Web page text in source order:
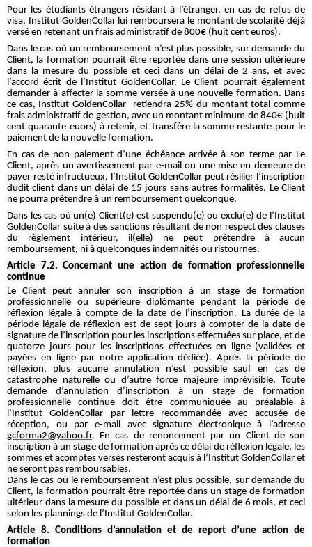
Pour les étudiants étrangers résidant à l’étranger, en cas de refus de
visa, Institut GoldenCollar lui remboursera le montant de scolarité déjà
versé en retenant un frais administratif de 800€ (huit cent euros).
Dans le cas où un remboursement n’est plus possible, sur demande du
Client, la formation pourrait être reportée dans une session ultérieure
dans la mesure du possible et ceci dans un délai de 2 ans, et avec
l’accord écrit de l’Institut GoldenCollar. Le Client pourrait également
demander à affecter la somme versée à une nouvelle formation. Dans
ce cas, Institut GoldenCollar retiendra 25% du montant total comme
frais administratif de gestion, avec un montant minimum de 840€ (huit
cent quarante euors) à retenir, et transfère la somme restante pour le
paiement de la nouvelle formation.
En cas de non paiement d’une échéance arrivée à son terme par Le
Client, après un avertissement par e-mail ou une mise en demeure de
payer resté infructueux, l’Institut GoldenCollar peut résilier l’inscription
dudit client dans un délai de 15 jours sans autres formalités. Le Client
ne pourra prétendre à un remboursement quelconque.
Dans les cas où un(e) Client(e) est suspendu(e) ou exclu(e) de l’Institut
GoldenCollar suite à des sanctions résultant de non respect des clauses
du règlement intérieur, il(elle) ne peut prétendre à aucun
remboursement, ni à quelconques indemnités ou ristournes.
Article 7.2. Concernant une action de formation professionnelle
continue
Le Client peut annuler son inscription à un stage de formation
professionnelle ou supérieure diplômante pendant la période de
réflexion légale à compte de la date de l’inscription. La durée de la
période légale de réflexion est de sept jours à compter de la date de
signature de l’inscription pour les inscriptions effectuées sur place, et de
quatorze jours pour les inscriptions effectuées en ligne (validées et
payées en ligne par notre application dédiée). Après la période de
réflexion, plus aucune annulation n’est possible sauf en cas de
catastrophe naturelle ou d’autre force majeure imprévisible. Toute
demande d’annulation d’inscription à un stage de formation
professionnelle continue doit être communiquée au préalable à
l’Institut GoldenCollar par lettre recommandée avec accusée de
réception, ou par e-mail avec signature électronique à l’adresse
gcforma2@yahoo.fr. En cas de renoncement par un Client de son
inscription à un stage de formation après ce délai de réflexion légale, les
sommes et acomptes versés resteront acquis à l’Institut GoldenCollar et
ne seront pas remboursables.
Dans le cas où le remboursement n’est plus possible, sur demande du
Client, la formation pourrait être reportée dans un stage de formation
ultérieur dans la mesure du possible et dans un délai de 6 mois, et ceci
selon les plannings de l’Institut GoldenCollar.
Article 8. Conditions d’annulation et de report d’une action de
formation